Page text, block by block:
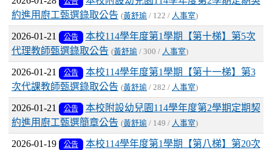
約進用廚工甄選錄取公告 (黃舒瑜 / 122 / 人事室)
2026-01-21 公告
本校114學年度第1學期【第十梯】第5次
代理教師甄選錄取公告 (黃舒瑜 / 300 / 人事室)
2026-01-21 公告
本校114學年度第1學期【第十一梯】第3
次代課教師甄選錄取公告 (黃舒瑜 / 282 / 人事室)
2026-01-21 公告
本校附設幼兒園114學年度第2學期定期契
約進用廚工甄選簡章公告 (黃舒瑜 / 149 / 人事室)
2026-01-19 公告
本校114學年度第1學期【第八梯】第20次